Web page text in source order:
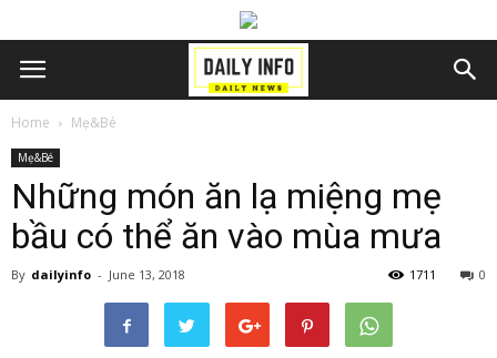
Home Mẹ&Bé
Mẹ&Bé
Những món ăn lạ miệng mẹ
bầu có thể ăn vào mùa mưa
By dailyinfo - June 13, 2018 0
1711